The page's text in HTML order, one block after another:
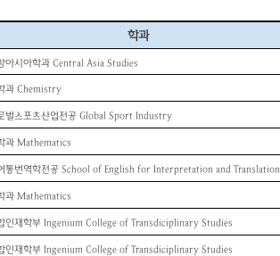
학과
아시아학과 Central Asia Studies
과 Chemistry
벌스포츠산업전공 Global Sport Industry
과 Mathematics
통번역학전공 School of English for Interpretation and Translation
과 Mathematics
인재학부 Ingenium College of Transdiciplinary Studies
인재학부 Ingenium College of Transdiciplinary Studies